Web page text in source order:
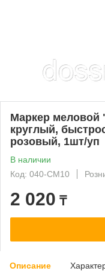
Маркер меловой
круглый,
розовый, 1шт/уп
В наличии
Код: 040-СМ10
2 020 ₸
Описание